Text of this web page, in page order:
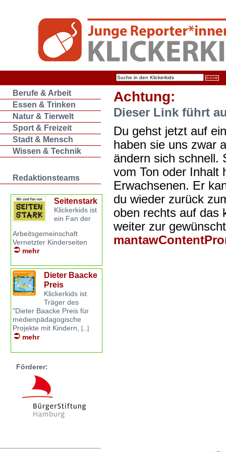
Berufe & Arbeit
Essen & Trinken
Natur & Tierwelt
Sport & Freizeit
Stadt & Mensch
Wissen & Technik
Redaktionsteams
Seitenstark
Klickerkids ist
ein Fan der
Arbeitsgemeinschaft
Vernetzter Kinderseiten
mehr
Dieter Baacke
Preis
Klickerkids ist
Träger des
"Dieter Baacke Preis für
medienpädagogische
Projekte mit Kindern, [...]
mehr
Förderer:
Achtung:
Dieser Link führt
Du gehst jetzt auf
haben sie uns zwar
ändern sich schnell.
vom Ton oder Inhalt
Erwachsenen. Er
du wieder zurück
oben rechts auf das
weiter zur